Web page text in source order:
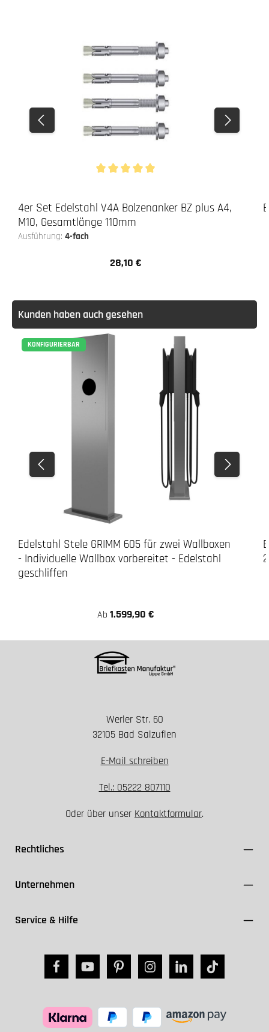
4er Set Edelstahl V4A Bolzenanker BZ plus A4,
M10, Gesamtlänge 110mm
Ausführung:4-fach
Regulärer Preis:
28,10 €
Kunden haben auch gesehen
KONFIGURIERBAR
Edelstahl Stele GRIMM 605 für zwei Wallboxen
- Individuelle Wallbox vorbereitet - Edelstahl
geschliffen
Ab 1.599,90 €
Werler Str. 60
32105 Bad Salzuflen
E-Mail schreiben
Tel.: 05222 807110
Oder über unser Kontaktformular.
Rechtliches
Unternehmen
Service & Hilfe